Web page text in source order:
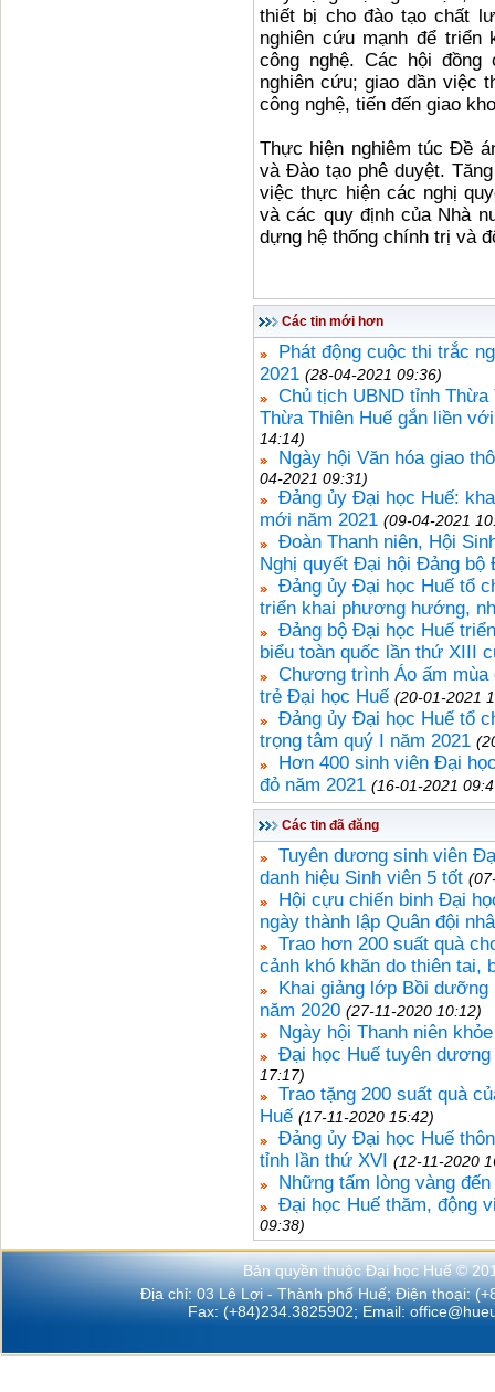
thiết bị cho đào tạo chất
nghiên cứu mạnh để
công nghệ. Các hội
nghiên cứu; giao dần việc
công nghệ, tiến đến giao
Thực hiện nghiêm túc Đề
và Đào tạo phê duyệt.
việc thực hiện các nghị
và các quy định của Nhà
dựng hệ thống chính trị và
Các tin mới hơn
Phát động cuộc thi trắc
2021 (28-04-2021 09:36)
Chủ tịch UBND tỉnh Thừa
Thừa Thiên Huế gắn liền
14:14)
Ngày hội Văn hóa giao
04-2021 09:31)
Đảng ủy Đại học Huế:
mới năm 2021 (09-04-2021
Đoàn Thanh niên, Hội
Nghị quyết Đại hội Đảng bộ
Đảng ủy Đại học Huế tổ
triển khai phương hướng,
Đảng bộ Đại học Huế
biểu toàn quốc lần thứ XIII
Chương trình Áo ấm
trẻ Đại học Huế (20-01-2021
Đảng ủy Đại học Huế tổ
trọng tâm quý I năm 2021
Hơn 400 sinh viên Đại
đỏ năm 2021 (16-01-2021
Các tin đã đăng
Tuyên dương sinh viên
danh hiệu Sinh viên 5 tốt
Hội cựu chiến binh Đại
ngày thành lập Quân đội
Trao hơn 200 suất quà
cảnh khó khăn do thiên tai,
Khai giảng lớp Bồi
năm 2020 (27-11-2020 10:12)
Ngày hội Thanh niên
Đại học Huế tuyên
17:17)
Trao tặng 200 suất quà
Huế (17-11-2020 15:42)
Đảng ủy Đại học Huế
tỉnh lần thứ XVI (12-11-2020
Những tấm lòng vàng
Đại học Huế thăm, động
09:38)
Bản quyền thuộc Đại học Huế ©
Địa chỉ: 03 Lê Lợi - Thành phố Huế; Điện thoại:
Fax: (+84)234.3825902; Email: